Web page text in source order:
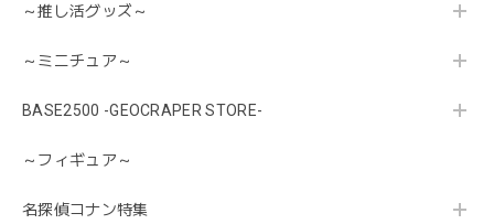
～推し活グッズ～
～ミニチュア～
BASE2500 -GEOCRAPER STORE-
～フィギュア～
名探偵コナン特集